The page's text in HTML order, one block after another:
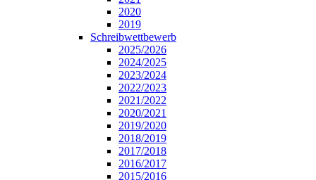
2020
2019
Schreibwettbewerb
2025/2026
2024/2025
2023/2024
2022/2023
2021/2022
2020/2021
2019/2020
2018/2019
2017/2018
2016/2017
2015/2016